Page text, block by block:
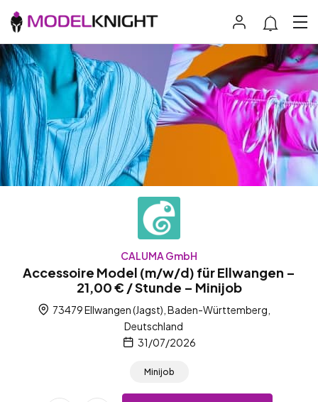
CALUMA GmbH
Accessoire Model (m/w/d) für Ellwangen –
21,00 € / Stunde – Minijob
73479 Ellwangen (Jagst), Baden-Württemberg,
Deutschland
31/07/2026
Minijob